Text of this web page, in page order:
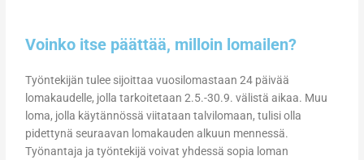
Voinko itse päättää, milloin lomailen?
Työntekijän tulee sijoittaa vuosilomastaan 24 päivää
lomakaudelle, jolla tarkoitetaan 2.5.-30.9. välistä aikaa. Muu
loma, jolla käytännössä viitataan talvilomaan, tulisi olla
pidettynä seuraavan lomakauden alkuun mennessä.
Työnantaja ja työntekijä voivat yhdessä sopia loman